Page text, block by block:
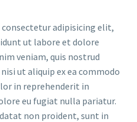
adipisicing elit,
ut labore et dolore
veniam, quis nostrud
ut aliquip ex ea commodo
in reprehenderit in
eu fugiat nulla pariatur.
non proident, sunt in